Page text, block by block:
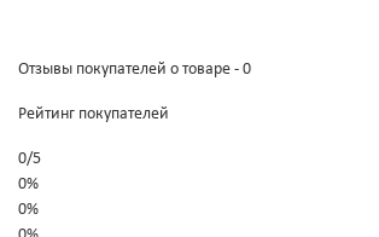
Отзывы покупателей о товаре - 0
Рейтинг покупателей
0/5
0%
0%